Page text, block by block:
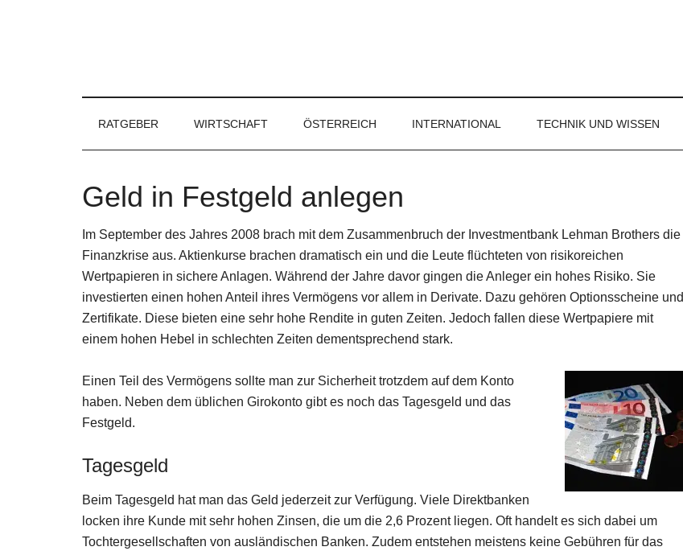
RATGEBER WIRTSCHAFT ÖSTERREICH INTERNATIONAL TECHNIK UND WISSEN
Geld in Festgeld anlegen
Im September des Jahres 2008 brach mit dem Zusammenbruch der Investmentbank Lehman Brothers die
Finanzkrise aus. Aktienkurse brachen dramatisch ein und die Leute flüchteten von risikoreichen
Wertpapieren in sichere Anlagen. Während der Jahre davor gingen die Anleger ein hohes Risiko. Sie
investierten einen hohen Anteil ihres Vermögens vor allem in Derivate. Dazu gehören Optionsscheine und
Zertifikate. Diese bieten eine sehr hohe Rendite in guten Zeiten. Jedoch fallen diese Wertpapiere mit
einem hohen Hebel in schlechten Zeiten dementsprechend stark.
Einen Teil des Vermögens sollte man zur Sicherheit trotzdem auf dem Konto
haben. Neben dem üblichen Girokonto gibt es noch das Tagesgeld und das
Festgeld.
Tagesgeld
Beim Tagesgeld hat man das Geld jederzeit zur Verfügung. Viele Direktbanken
locken ihre Kunde mit sehr hohen Zinsen, die um die 2,6 Prozent liegen. Oft handelt es sich dabei um
Tochtergesellschaften von ausländischen Banken. Zudem entstehen meistens keine Gebühren für das